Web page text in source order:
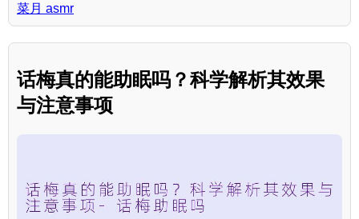
菜月 asmr
话梅真的能助眠吗？科学解析其效果
与注意事项